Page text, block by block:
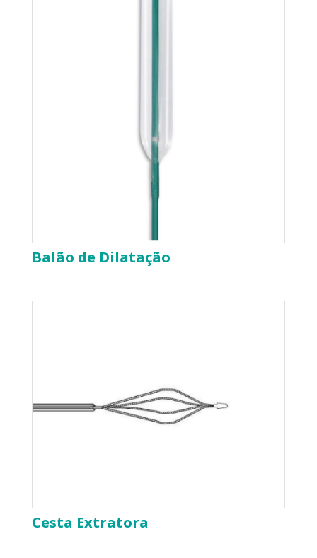
Balão de Dilatação
Cesta Extratora